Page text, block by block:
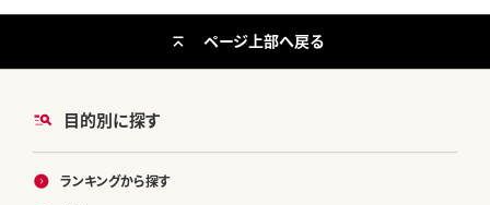
目的別に探す
ランキングから探す
ページ上部へ戻る